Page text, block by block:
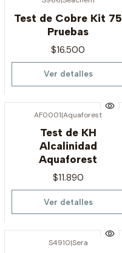
Test de Cobre Kit 75
Pruebas
$16.500
Ver detalles
AF0001|Aquaforest
Test de KH
Alcalinidad
Aquaforest
$11.890
Ver detalles
S4910|Sera